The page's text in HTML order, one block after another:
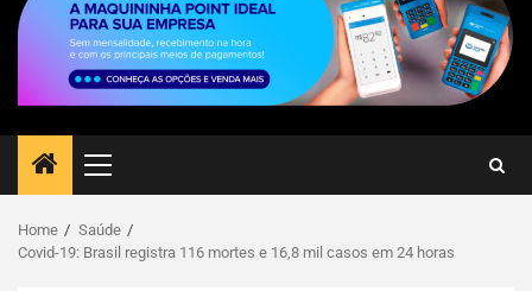
Home
Saúde
Covid-19: Brasil registra 116 mortes e 16,8 mil casos em 24 horas